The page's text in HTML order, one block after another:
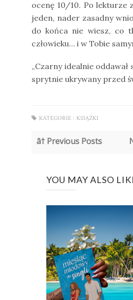
ocenę 10/10. Po lekturze
jeden, nader zasadny
do końca nie wiesz, co
człowieku… i w Tobie
„Czarny idealnie oddawał
sprytnie ukrywany przed
KATEGORIE : KSIĄŻKI
â† Previous Posts
YOU MAY ALSO